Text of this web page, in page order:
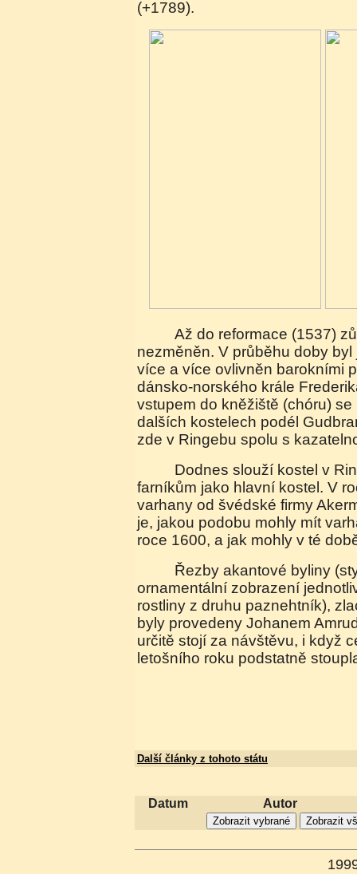
(+1789).
Až do reformace (1537) zůstal kostel skoro
nezměněn. V průběhu doby
více a více ovlivněn barokními
dánsko-norského krále
vstupem do kněžiště (chóru)
dalších kostelech podél
zde v Ringebu spolu s
Dodnes slouží kostel v Ringebu zdejším
farníkům jako hlavní kostel. V
varhany od švédské firmy
je, jakou podobu mohly mít
roce 1600, a jak mohly v té
Řezby akantové byliny (stylizované
ornamentální zobrazení
rostliny z druhu paznehtník),
byly provedeny Johanem
určitě stojí za návštěvu, i když
letošního roku podstatně
Další články z tohoto státu
Datum Autor